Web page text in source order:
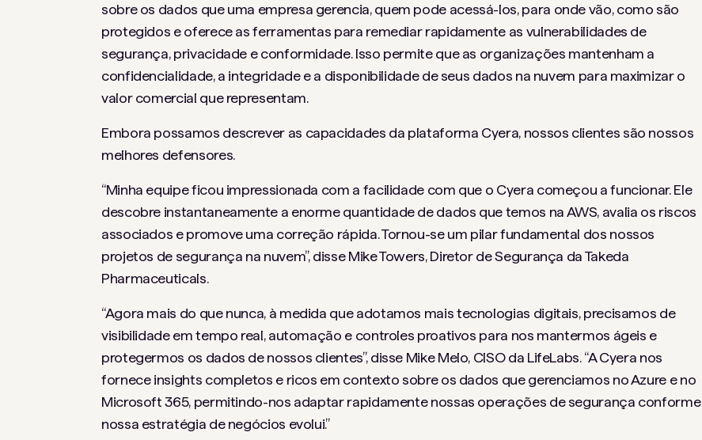
sobre os dados que uma empresa gerencia, quem pode acessá-los, para onde vão, como são
protegidos e oferece as ferramentas para remediar rapidamente as vulnerabilidades de
segurança, privacidade e conformidade. Isso permite que as organizações mantenham a
confidencialidade, a integridade e a disponibilidade de seus dados na nuvem para maximizar o
valor comercial que representam.
Embora possamos descrever as capacidades da plataforma Cyera, nossos clientes são nossos
melhores defensores.
“Minha equipe ficou impressionada com a facilidade com que o Cyera começou a funcionar. Ele
descobre instantaneamente a enorme quantidade de dados que temos na AWS, avalia os riscos
associados e promove uma correção rápida. Tornou-se um pilar fundamental dos nossos
projetos de segurança na nuvem”, disse Mike Towers, Diretor de Segurança da Takeda
Pharmaceuticals.
“Agora mais do que nunca, à medida que adotamos mais tecnologias digitais, precisamos de
visibilidade em tempo real, automação e controles proativos para nos mantermos ágeis e
protegermos os dados de nossos clientes”, disse Mike Melo, CISO da LifeLabs. “A Cyera nos
fornece insights completos e ricos em contexto sobre os dados que gerenciamos no Azure e no
Microsoft 365, permitindo-nos adaptar rapidamente nossas operações de segurança conforme
nossa estratégia de negócios evolui.”